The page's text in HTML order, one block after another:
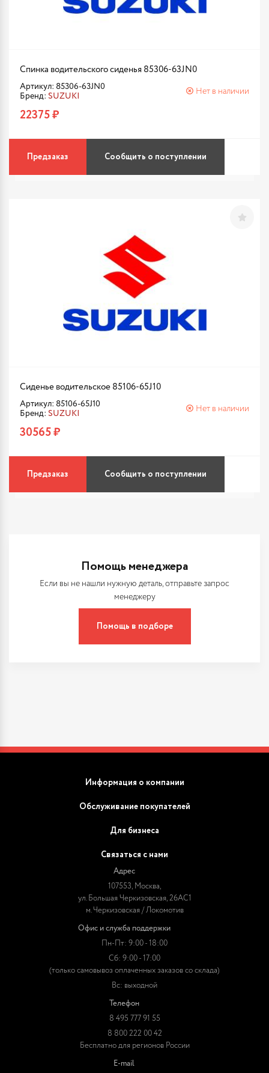
Спинка водительского сиденья 85306-63JN0
Артикул: 85306-63JN0
Бренд: SUZUKI
Нет в наличии
22375 ₽
Предзаказ Сообщить о поступлении
Сиденье водительское 85106-65J10
Артикул: 85106-65J10
Бренд: SUZUKI
Нет в наличии
30565 ₽
Предзаказ Сообщить о поступлении
Помощь менеджера
Если вы не нашли нужную деталь, отправьте запрос
менеджеру
Помощь в подборе
Информация о компании
Обслуживание покупателей
Для бизнеса
Связаться с нами
Адрес
107553, Москва,
ул. Большая Черкизовская, 26АС1
м. Черкизовская / Локомотив
Офис и служба поддержки
Пн-Пт: 9:00 - 18:00
Сб: 9:00 - 17:00
(только самовывоз оплаченных заказов со склада)
Вс: выходной
Телефон
8 495 777 91 55
8 800 222 00 42
Бесплатно для регионов России
E-mail